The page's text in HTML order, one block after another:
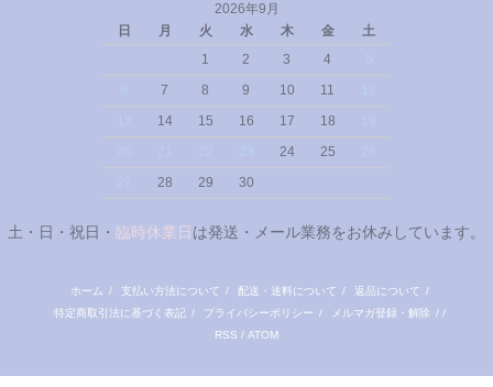
2026年9月
日
月 火 水 木 金
土
1
2 3 4
7 8 9 10 11
14 15 16 17 18
24 25
28 29 30
土・日・祝日・ 臨時休業日 は発送・メール業務をお休みしています。
ホーム / 支払い方法について / 配送・送料について / 返品について /
特定商取引法に基づく表記 / プライバシーポリシー / メルマガ登録・解除 / /
RSS / ATOM